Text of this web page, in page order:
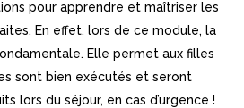
pour apprendre et maîtriser les
En effet, lors de ce module, la
Elle permet aux filles
sont bien exécutés et seront
lors du séjour, en cas d’urgence !